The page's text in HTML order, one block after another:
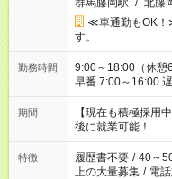
群馬藤岡駅 / 北藤
≪車通勤もOK！
す。
勤務時間
9:00～18:00（休憩60分） ■ご希望があれば下記
早番 7:00～16:00 遅
と休みを合わせた
「できれば残業は
ね。 ※Wワーク希望の方へ 今ご覧のお仕事で希望する勤務時間
と、もう1つのお仕
合は応募できませ
期間
【現在も積極採用
後に就業可能！
特徴 履歴書不要 / 40～
上の大量募集 / 電